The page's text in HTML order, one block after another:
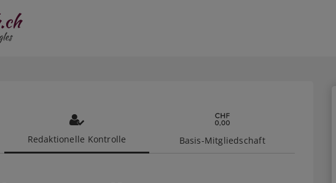
Redaktionelle Kontrolle Basis-Mitgliedschaft